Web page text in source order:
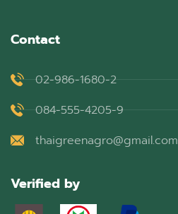
Contact
02-986-1680-2
084-555-4205-9
thaigreenagro@gmail.com
Verified by